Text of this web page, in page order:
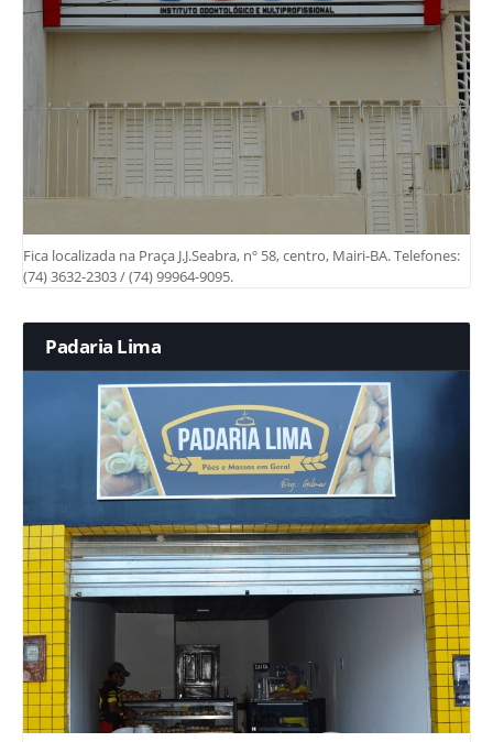
Fica localizada na Praça J.J.Seabra, nº 58, centro, Mairi-BA. Telefones:
(74) 3632-2303 / (74) 99964-9095.
Padaria Lima